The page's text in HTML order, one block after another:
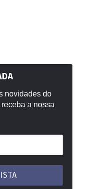
novidades do
a nossa